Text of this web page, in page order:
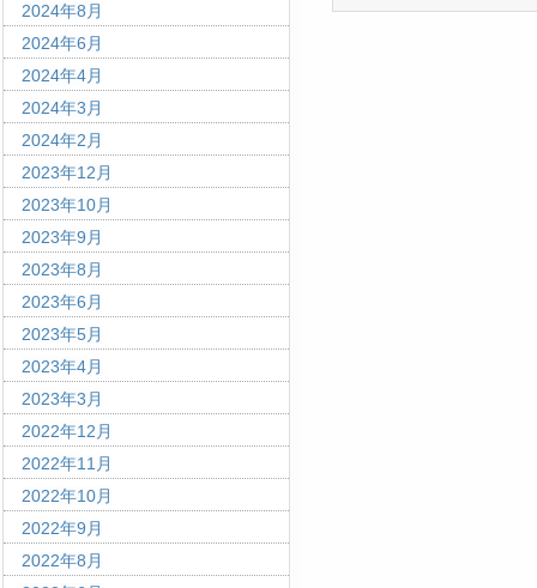
2024年8月
2024年6月
2024年4月
2024年3月
2024年2月
2023年12月
2023年10月
2023年9月
2023年8月
2023年6月
2023年5月
2023年4月
2023年3月
2022年12月
2022年11月
2022年10月
2022年9月
2022年8月